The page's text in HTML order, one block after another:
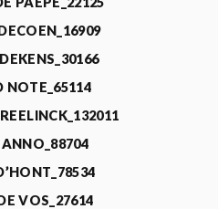
NOTE_65114
ANNO_88704
VOS_27614